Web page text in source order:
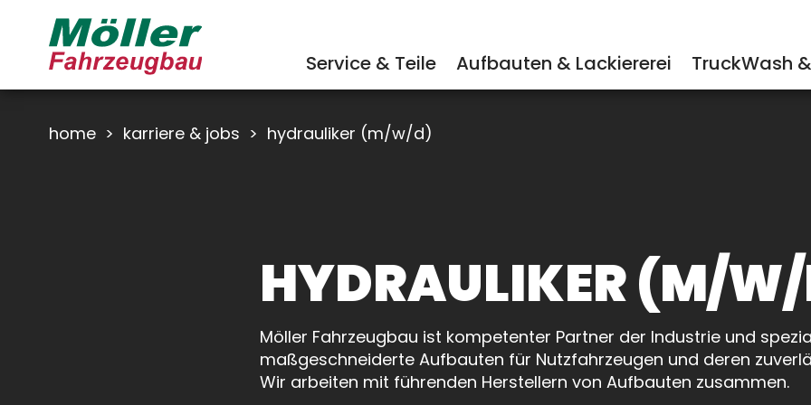
Service & Teile Aufbauten & Lackiererei TruckWash
Service für Absetzkipper
Service für
Gesetzliche Prüfungen
Diagnose
Anhängeraufbauten
Getränkeaufbauten
Glastransport
Kippaufbauten
home> karriere & jobs > hydrauliker (m/w/d)
HYDRAULIKER (M/
Möller Fahrzeugbau ist kompetenter Partner der Industrie und
maßgeschneiderte Aufbauten für Nutzfahrzeugen und deren
Wir arbeiten mit führenden Herstellern von Aufbauten zusammen.